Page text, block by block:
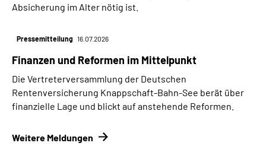
Absicherung im Alter nötig ist.
Pressemitteilung 16.07.2026
Finanzen und Reformen im Mittelpunkt
Die Vertreterversammlung der Deutschen
Rentenversicherung Knappschaft-Bahn-See berät über
finanzielle Lage und blickt auf anstehende Reformen.
Weitere Meldungen